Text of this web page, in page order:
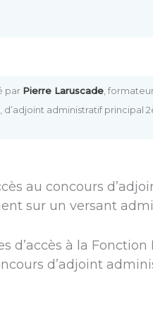
par Pierre Laruscade,
d’adjoint administratif principal
au concours
sur un versant
d’accès à la
d’adjoint